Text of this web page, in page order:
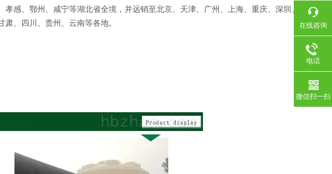
感、鄂州、咸宁等湖北省全境，并远销至北京、天津、广州、上海、重庆、深圳、山
、四川、贵州、云南等各地。
在线咨询
电话
微信扫一扫